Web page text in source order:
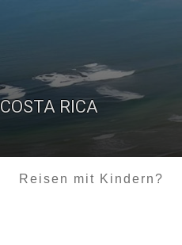
COSTA RICA
Reisen mit Kindern?